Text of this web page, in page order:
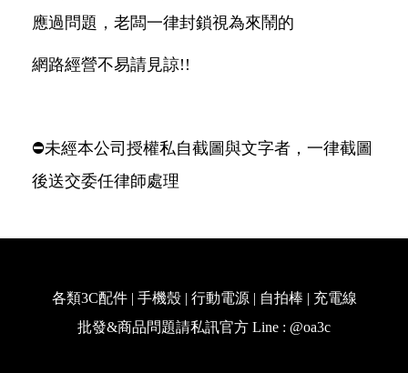
應過問題，老闆一律封鎖視為來鬧的
網路經營不易請見諒!!
⛔️未經本公司授權私自截圖與文字者，一律截圖
後送交委任律師處理
各類3C配件 | 手機殼 | 行動電源 | 自拍棒 | 充電線
批發&商品問題請私訊官方 Line : @oa3c